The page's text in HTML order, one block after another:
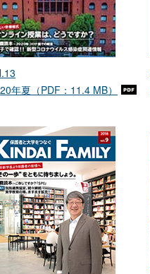
年夏（PDF：11.4 MB）